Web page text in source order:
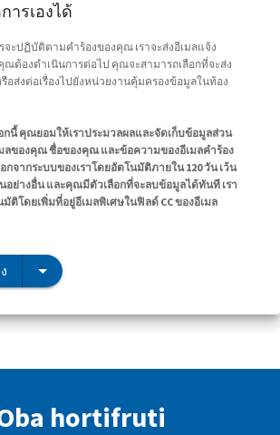
ารเองได้
จะปฏิบัติตามคำร้องของคุณ เราจะส่งอีเมลแจ้ง
ณต้องดำเนินการต่อไป คุณจะสามารถเลือกที่จะส่ง
อส่งต่อเรื่องไปยังหน่วยงานคุ้มครองข้อมูลในท้อง
กนี้ คุณยอมให้เราประมวลผลและจัดเก็บข้อมูลส่วน
ลของคุณ ชื่อของคุณ และข้อความของอีเมลคำร้อง
จากระบบของเราโดยอัตโนมัติภายใน 120 วัน เว้น
อย่างอื่น และคุณมีตัวเลือกที่จะลบข้อมูลได้ทันที เรา
ติโดยเพิ่มที่อยู่อีเมลพิเศษในฟิลด์ CC ของอีเมล
hortifruti